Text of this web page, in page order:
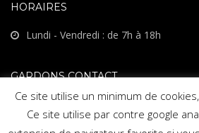
HORAIRES
Lundi - Vendredi : de 7h à 18h
GARDONS CONTACT
Suivez-nous sur Facebook
Ce site utilise un minimum de
Ce site utilise par contre google